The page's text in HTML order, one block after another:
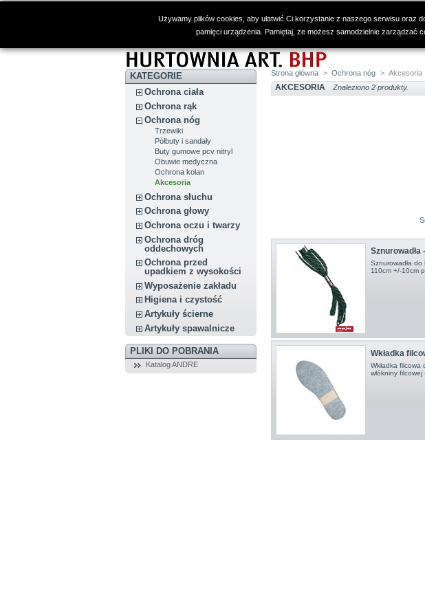
Używamy plików cookies, aby ułatwić Ci korzystanie z naszego serwisu oraz
pamięci urządzenia. Pamiętaj, że możesz samodzielnie zarządzać
KATEGORIE
Ochrona ciała
Ochrona rąk
Ochrona nóg
Trzewiki
Półbuty i sandały
Buty gumowe pcv nitryl
Obuwie medyczna
Ochrona kolan
Akcesoria
Ochrona słuchu
Ochrona głowy
Ochrona oczu i twarzy
Ochrona dróg
oddechowych
Ochrona przed
upadkiem z wysokości
Wyposażenie zakładu
Higiena i czystość
Artykuły ścierne
Artykuły spawalnicze
PLIKI DO POBRANIA
Katalog ANDRE
Strona główna > Ochrona nóg > Akcesoria
AKCESORIA Znaleziono 2 produkty.
Sznurowadła
Sznurowadła do
110cm +/-10cm
Wkładka
Wkładka filcowa
włókniny